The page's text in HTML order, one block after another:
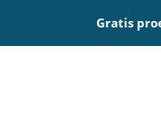
Gratis